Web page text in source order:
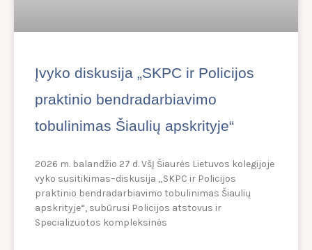
Įvyko diskusija „SKPC ir Policijos
praktinio bendradarbiavimo
tobulinimas Šiaulių apskrityje“
2026 m. balandžio 27 d. VšĮ Šiaurės Lietuvos kolegijoje
vyko susitikimas–diskusija „SKPC ir Policijos
praktinio bendradarbiavimo tobulinimas Šiaulių
apskrityje“, subūrusi Policijos atstovus ir
Specializuotos kompleksinės